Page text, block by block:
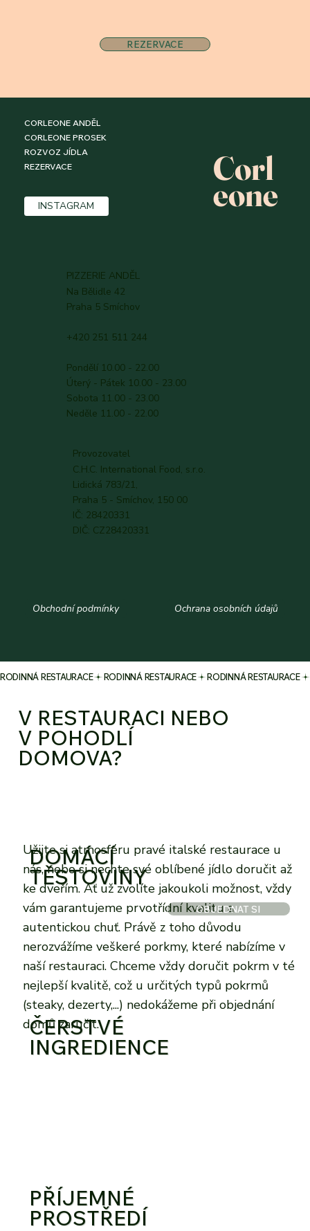
RODINNÁ RESTAURACE
REZERVACE
V RESTAURACI NEBO
V POHODLÍ
DOMOVA?
Užijte si atmosféru pravé italské restaurace u
nás, nebo si nechte své oblíbené jídlo doručit až
ke dveřím. Ať už zvolíte jakoukoli možnost, vždy
vám garantujeme prvotřídní kvalitu a
autentickou chuť. Právě z toho důvodu
nerozvážíme veškeré porkmy, které nabízíme v
naší restauraci. Chceme vždy doručit pokrm v té
nejlepší kvalitě, což u určitých typů pokrmů
(steaky, dezerty,...) nedokážeme při objednání
domů zaručit.
OBJEDNAT SI
DOMÁCÍ
TĚSTOVINY
ČERSTVÉ
INGREDIENCE
PŘÍJEMNÉ
PROSTŘEDÍ
Corl
eone
CORLEONE ANDĚL
CORLEONE PROSEK
ROZVOZ JÍDLA
REZERVACE
INSTAGRAM
PIZZERIE ANDĚL
Na Bělidle 42
Praha 5 Smíchov
+420 251 511 244
Pondělí 10.00 - 22.00
Úterý - Pátek 10.00 - 23.00
Sobota 11.00 - 23.00
Neděle 11.00 - 22.00
Provozovatel
C.H.C. International Food, s.r.o.
Lidická 783/21,
Praha 5 - Smíchov, 150 00
IČ: 28420331
DIČ: CZ28420331
Ochrana osobních údajů
Obchodní podmínky